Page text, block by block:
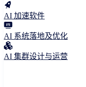
AI 加速软件
AI 系统落地及优化
AI 集群设计与运营